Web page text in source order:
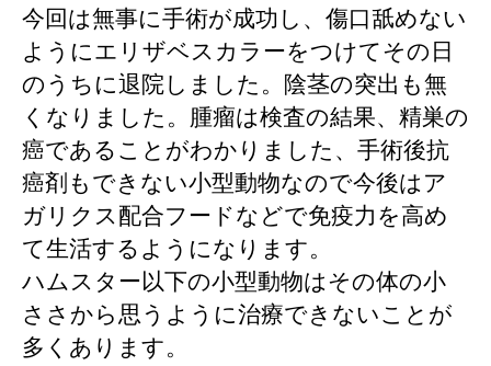
今回は無事に手術が成功し、傷口舐めない
ようにエリザベスカラーをつけてその日
のうちに退院しました。陰茎の突出も無
くなりました。腫瘤は検査の結果、精巣の
癌であることがわかりました、手術後抗
癌剤もできない小型動物なので今後はア
ガリクス配合フードなどで免疫力を高め
て生活するようになります。
ハムスター以下の小型動物はその体の小
ささから思うように治療できないことが
多くあります。